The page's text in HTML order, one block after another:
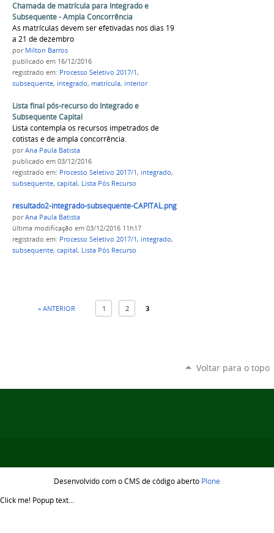
Chamada de matrícula para Integrado e
Subsequente - Ampla Concorrência
As matrículas devem ser efetivadas nos dias 19
a 21 de dezembro
por Milton Barros
publicado em 16/12/2016
registrado em: Processo Seletivo 2017/1,
subsequente, integrado, matrícula, interior
Lista final pós-recurso do Integrado e
Subsequente Capital
Lista contempla os recursos impetrados de
cotistas e de ampla concorrência.
porAna Paula Batista
publicado em 03/12/2016
registrado em: Processo Seletivo 2017/1, integrado,
subsequente, capital, Lista Pós Recurso
resultado2-integrado-subsequente-CAPITAL.png
porAna Paula Batista
última modificação em 03/12/2016 11h17
registrado em: Processo Seletivo 2017/1, integrado,
subsequente, capital, Lista Pós Recurso
« ANTERIOR 1 2 3
Voltar para o topo
Desenvolvido com o CMS de código aberto Plone
Click me! Popup text...